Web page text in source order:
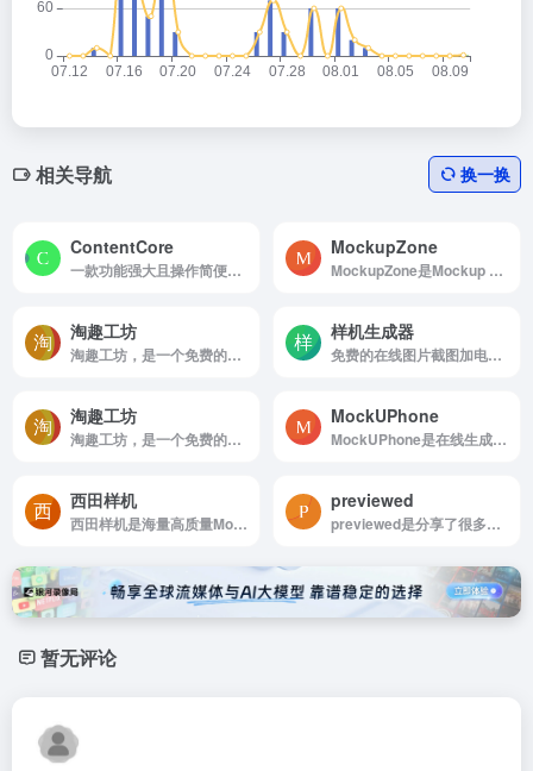
相关导航 换一换
ContentCore
一款功能强大且操作简便的在线3D内容创作平台，专为设计师、营销人员、教育工作者以及内容创作者打造。无需安装任何软件，只需通过浏览器即可快速创建高质量的3D图像与视频内容。
MockupZone
MockupZone是Mockup Zone is an online store where you can find free and premium PSD mockup files to show your designs in a professional way.
淘趣工坊
淘趣工坊，是一个免费的在线壁纸样机生成器，使用壁纸样机生成器快速生成 iPhone、iPad、Mac 锁屏和桌面壁纸样机图，一键下载高清图，提高效率。
样机生成器
免费的在线图片截图加电脑手机外壳外框工具
淘趣工坊
淘趣工坊，是一个免费的在线壁纸样机生成器，使用壁纸样机生成器快速生成 iPhone、iPad、Mac 锁屏和桌面壁纸样机图，一键下载高清图，提高效率。
MockUPhone
MockUPhone是在线生成iPhone样机屏幕截图
西田样机
西田样机是海量高质量Mockup模板PSD样机展示模型
previewed
previewed是分享了很多电子设备样机，可以插入视频，或者选择3D样机，免费版有水印
暂无评论